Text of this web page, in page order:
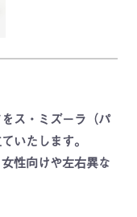
ス・ミズーラ（パ
いたします。
性向けや左右異な